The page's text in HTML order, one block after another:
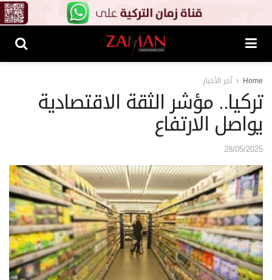
Home آخر الأخبار
تركيا.. مؤشر الثقة الاقتصادية
يواصل الارتفاع
28/05/2025